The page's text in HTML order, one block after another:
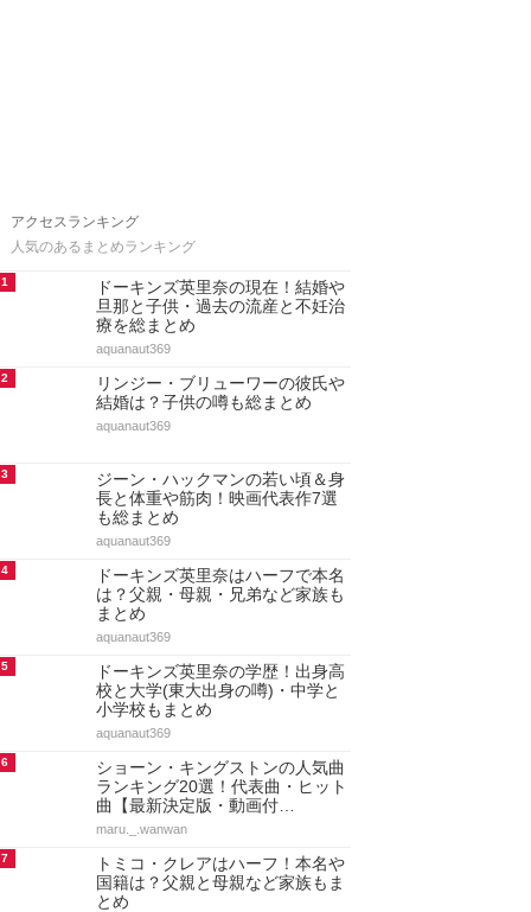
アクセスランキング
人気のあるまとめランキング
1
ドーキンズ英里奈の現在！結婚や
旦那と子供・過去の流産と不妊治
療を総まとめ
aquanaut369
2
リンジー・ブリューワーの彼氏や
結婚は？子供の噂も総まとめ
aquanaut369
3
ジーン・ハックマンの若い頃＆身
長と体重や筋肉！映画代表作7選
も総まとめ
aquanaut369
4
ドーキンズ英里奈はハーフで本名
は？父親・母親・兄弟など家族も
まとめ
aquanaut369
5
ドーキンズ英里奈の学歴！出身高
校と大学(東大出身の噂)・中学と
小学校もまとめ
aquanaut369
6
ショーン・キングストンの人気曲
ランキング20選！代表曲・ヒット
曲【最新決定版・動画付…
maru._.wanwan
7
トミコ・クレアはハーフ！本名や
国籍は？父親と母親など家族もま
とめ